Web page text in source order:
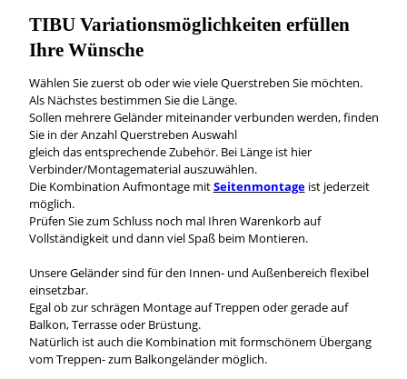
TIBU Variationsmöglichkeitenerfüllen
Ihre Wünsche
Wählen Sie zuerst ob oder wie viele Querstreben Sie möchten.
Als Nächstes bestimmen Sie die Länge.
Sollen mehrere Geländer miteinander verbunden werden, finden
Sie in der Anzahl Querstreben Auswahl
gleich das entsprechende Zubehör. Bei Länge ist hier
Verbinder/Montagematerial auszuwählen.
Die Kombination Aufmontage mitSeitenmontageist jederzeit
möglich.
Prüfen Sie zum Schluss noch mal Ihren Warenkorb auf
Vollständigkeit und dann viel Spaß beim Montieren.
Unsere Geländer sind für den Innen- und Außenbereich flexibel
einsetzbar.
Egal ob zur schrägen Montage auf Treppen oder gerade auf
Balkon, Terrasse oder Brüstung.
Natürlich ist auch die Kombination mit formschönem Übergang
vom Treppen- zum Balkongeländer möglich.